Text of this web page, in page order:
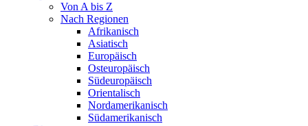
Von A bis Z
Nach Regionen
Afrikanisch
Asiatisch
Europäisch
Osteuropäisch
Südeuropäisch
Orientalisch
Nordamerikanisch
Südamerikanisch